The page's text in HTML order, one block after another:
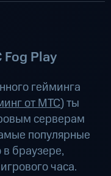
Play
гейминга
от МТС) ты
серверам
популярные
браузере,
часа.